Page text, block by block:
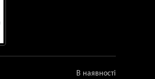
В наявності